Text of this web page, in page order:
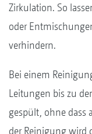
Zirkulation. So
oder
verhindern.
Bei einem
Leitungen bis zu
gespült, ohne dass
der Reinigung wird